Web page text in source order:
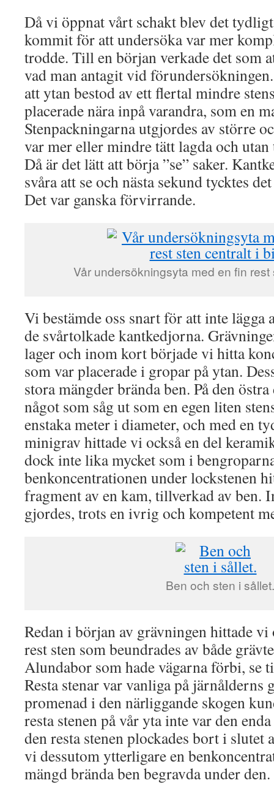
Då vi öppnat vårt schakt blev det
kommit för att undersöka var mer
trodde. Till en början verkade det som
vad man antagit vid
att ytan bestod av ett flertal mindre
placerade nära inpå varandra, som en
Stenpackningarna utgjordes av större
var mer eller mindre tätt lagda och
Då är det lätt att börja ”se” saker.
svåra att se och nästa sekund tycktes
Det var ganska förvirrande.
Vår undersökningsyta med en fin rest
Vi bestämde oss snart för att inte lägga
de svårtolkade kantkedjorna.
lager och inom kort började vi hitta
som var placerade i gropar på ytan.
stora mängder brända ben. På den
något som såg ut som en egen liten
enstaka meter i diameter, och med en
minigrav hittade vi också en del
dock inte lika mycket som i
benkoncentrationen under lockstenen
fragment av en kam, tillverkad av ben.
gjordes, trots en ivrig och kompetent
Ben och sten i sållet.
Redan i början av grävningen hittade
rest sten som beundrades av både
Alundabor som hade vägarna förbi, se
Resta stenar var vanliga på järnålderns
promenad i den närliggande skogen
resta stenen på vår yta inte var den
den resta stenen plockades bort i slutet
vi dessutom ytterligare en
mängd brända ben begravda under den.